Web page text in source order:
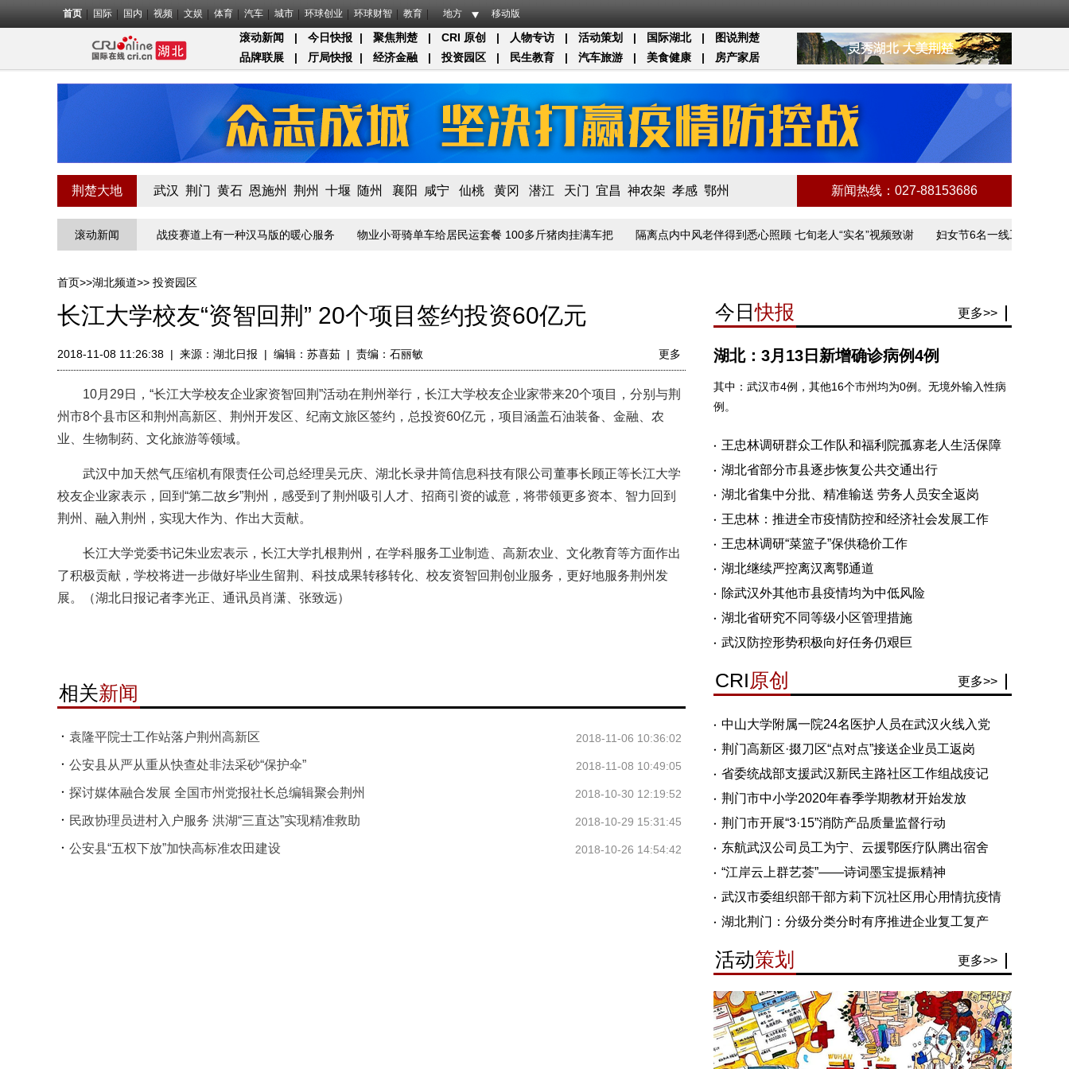
首页 国际 国内 视频 文娱 体育 汽车 城市 环球创业 环球财智 教育 地方 移动版
滚动新闻 | 今日快报 | 聚焦荆楚 | CRI 原创 | 人物专访 | 活动策划 | 国际湖北 |
图说荆楚
品牌联展
| 厅局快报 | 经济金融 | 投资园区 | 民生教育 | 汽车旅游 | 美食健康 | 房产家居
荆楚大地 武汉 荆门 黄石 恩施州 荆州 十堰 随州 襄阳 咸宁 仙桃 黄冈 潜江 天门 宜昌 神农架 孝感 鄂州 新闻热线：027-88153686
滚动新闻
第一关的“疫”线守门员 战疫赛道上有一种汉马版的暖心服务 物业小哥骑单车给居民运套餐 100多斤猪肉挂满车把 隔离点内中风老伴得到悉心照顾 七旬老人“实名”视频致谢 妇女节6名一线工作者讲述抗
首页>>湖北频道>> 投资园区
长江大学校友“资智回荆” 20个项目签约投资60亿元
2018-11-08 11:26:38 | 来源： 湖北日报 | 编辑：苏喜茹 | 责编：石丽敏 更多
10月29日，“长江大学校友企业家资智回荆”活动在荆州举行，长江大学校友企业家带来20个项目，分别与荆
州市8个县市区和荆州高新区、荆州开发区、纪南文旅区签约，总投资60亿元，项目涵盖石油装备、金融、农
业、生物制药、文化旅游等领域。
武汉中加天然气压缩机有限责任公司总经理吴元庆、湖北长录井筒信息科技有限公司董事长顾正等长江大学
校友企业家表示，回到“第二故乡”荆州，感受到了荆州吸引人才、招商引资的诚意，将带领更多资本、智力回到
荆州、融入荆州，实现大作为、作出大贡献。
长江大学党委书记朱业宏表示，长江大学扎根荆州，在学科服务工业制造、高新农业、文化教育等方面作出
了积极贡献，学校将进一步做好毕业生留荆、科技成果转移转化、校友资智回荆创业服务，更好地服务荆州发
展。（湖北日报记者李光正、通讯员肖潇、张致远）
相关新闻
袁隆平院士工作站落户荆州高新区 2018-11-06 10:36:02
公安县从严从重从快查处非法采砂“保护伞” 2018-11-08 10:49:05
探讨媒体融合发展 全国市州党报社长总编辑聚会荆州 2018-10-30 12:19:52
民政协理员进村入户服务 洪湖“三直达”实现精准救助 2018-10-29 15:31:45
公安县“五权下放”加快高标准农田建设 2018-10-26 14:54:42
今日快报 更多>>
湖北：3月13日新增确诊病例4例
其中：武汉市4例，其他16个市州均为0例。无境外输入性病
例。
王忠林调研群众工作队和福利院孤寡老人生活保障
湖北省部分市县逐步恢复公共交通出行
湖北省集中分批、精准输送 劳务人员安全返岗
王忠林：推进全市疫情防控和经济社会发展工作
王忠林调研“菜篮子”保供稳价工作
湖北继续严控离汉离鄂通道
除武汉外其他市县疫情均为中低风险
湖北省研究不同等级小区管理措施
武汉防控形势积极向好任务仍艰巨
CRI原创 更多>>
中山大学附属一院24名医护人员在武汉火线入党
荆门高新区·掇刀区“点对点”接送企业员工返岗
省委统战部支援武汉新民主路社区工作组战疫记
荆门市中小学2020年春季学期教材开始发放
荆门市开展“3·15”消防产品质量监督行动
东航武汉公司员工为宁、云援鄂医疗队腾出宿舍
“江岸云上群艺荟”——诗词墨宝提振精神
武汉市委组织部干部方莉下沉社区用心用情抗疫情
湖北荆门：分级分类分时有序推进企业复工复产
活动策划 更多>>